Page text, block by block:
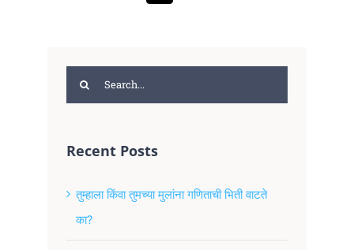
Search
for:
Recent Posts
तुम्हाला किंवा तुमच्या मुलांना गणिताची भिती वाटते
का?